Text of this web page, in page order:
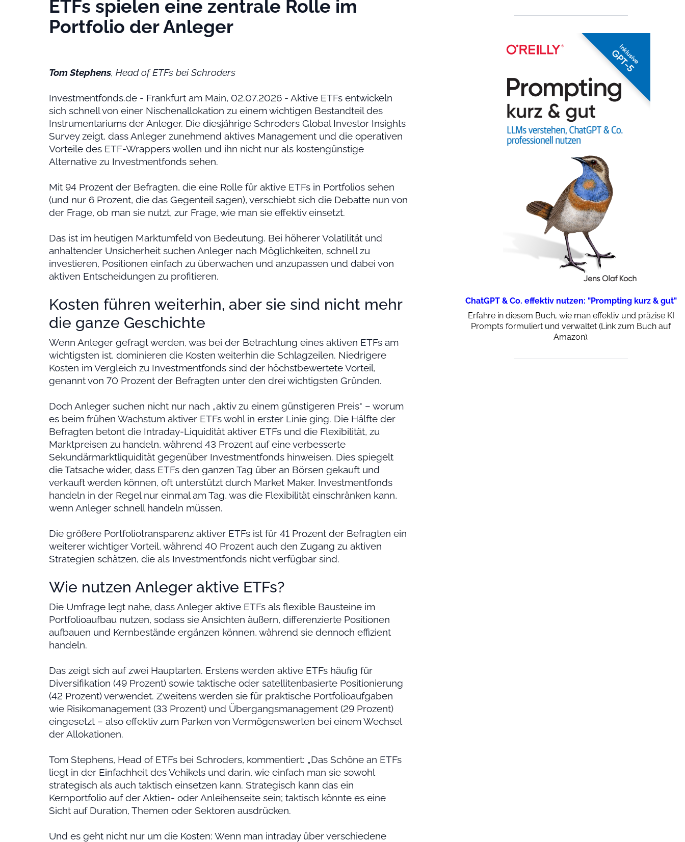
ETFs spielen eine zentrale Rolle im
Portfolio der Anleger
Tom Stephens, Head of ETFs bei Schroders
Investmentfonds.de - Frankfurt am Main, 02.07.2026 - Aktive ETFs entwickeln
sich schnell von einer Nischenallokation zu einem wichtigen Bestandteil des
Instrumentariums der Anleger. Die diesjährige Schroders Global Investor Insights
Survey zeigt, dass Anleger zunehmend aktives Management und die operativen
Vorteile des ETF-Wrappers wollen und ihn nicht nur als kostengünstige
Alternative zu Investmentfonds sehen.
Mit 94 Prozent der Befragten, die eine Rolle für aktive ETFs in Portfolios sehen
(und nur 6 Prozent, die das Gegenteil sagen), verschiebt sich die Debatte nun von
der Frage, ob man sie nutzt, zur Frage, wie man sie effektiv einsetzt.
Das ist im heutigen Marktumfeld von Bedeutung. Bei höherer Volatilität und
anhaltender Unsicherheit suchen Anleger nach Möglichkeiten, schnell zu
investieren, Positionen einfach zu überwachen und anzupassen und dabei von
aktiven Entscheidungen zu profitieren.
Kosten führen weiterhin, aber sie sind nicht mehr
die ganze Geschichte
Wenn Anleger gefragt werden, was bei der Betrachtung eines aktiven ETFs am
wichtigsten ist, dominieren die Kosten weiterhin die Schlagzeilen. Niedrigere
Kosten im Vergleich zu Investmentfonds sind der höchstbewertete Vorteil,
genannt von 70 Prozent der Befragten unter den drei wichtigsten Gründen.
Doch Anleger suchen nicht nur nach „aktiv zu einem günstigeren Preis" – worum
es beim frühen Wachstum aktiver ETFs wohl in erster Linie ging. Die Hälfte der
Befragten betont die Intraday-Liquidität aktiver ETFs und die Flexibilität, zu
Marktpreisen zu handeln, während 43 Prozent auf eine verbesserte
Sekundärmarktliquidität gegenüber Investmentfonds hinweisen. Dies spiegelt
die Tatsache wider, dass ETFs den ganzen Tag über an Börsen gekauft und
verkauft werden können, oft unterstützt durch Market Maker. Investmentfonds
handeln in der Regel nur einmal am Tag, was die Flexibilität einschränken kann,
wenn Anleger schnell handeln müssen.
Die größere Portfoliotransparenz aktiver ETFs ist für 41 Prozent der Befragten ein
weiterer wichtiger Vorteil, während 40 Prozent auch den Zugang zu aktiven
Strategien schätzen, die als Investmentfonds nicht verfügbar sind.
Wie nutzen Anleger aktive ETFs?
Die Umfrage legt nahe, dass Anleger aktive ETFs als flexible Bausteine im
Portfolioaufbau nutzen, sodass sie Ansichten äußern, differenzierte Positionen
aufbauen und Kernbestände ergänzen können, während sie dennoch effizient
handeln.
Das zeigt sich auf zwei Hauptarten. Erstens werden aktive ETFs häufig für
Diversifikation (49 Prozent) sowie taktische oder satellitenbasierte Positionierung
(42 Prozent) verwendet. Zweitens werden sie für praktische Portfolioaufgaben
wie Risikomanagement (33 Prozent) und Übergangsmanagement (29 Prozent)
eingesetzt – also effektiv zum Parken von Vermögenswerten bei einem Wechsel
der Allokationen.
Tom Stephens, Head of ETFs bei Schroders, kommentiert: „Das Schöne an ETFs
liegt in der Einfachheit des Vehikels und darin, wie einfach man sie sowohl
strategisch als auch taktisch einsetzen kann. Strategisch kann das ein
Kernportfolio auf der Aktien- oder Anleihenseite sein; taktisch könnte es eine
Sicht auf Duration, Themen oder Sektoren ausdrücken.
Und es geht nicht nur um die Kosten: Wenn man intraday über verschiedene
ChatGPT & Co. effektiv nutzen: "Prompting kurz & gut"
Erfahre in diesem Buch, wie man effektiv und präzise KI
Prompts formuliert und verwaltet (Link zum Buch auf
Amazon).